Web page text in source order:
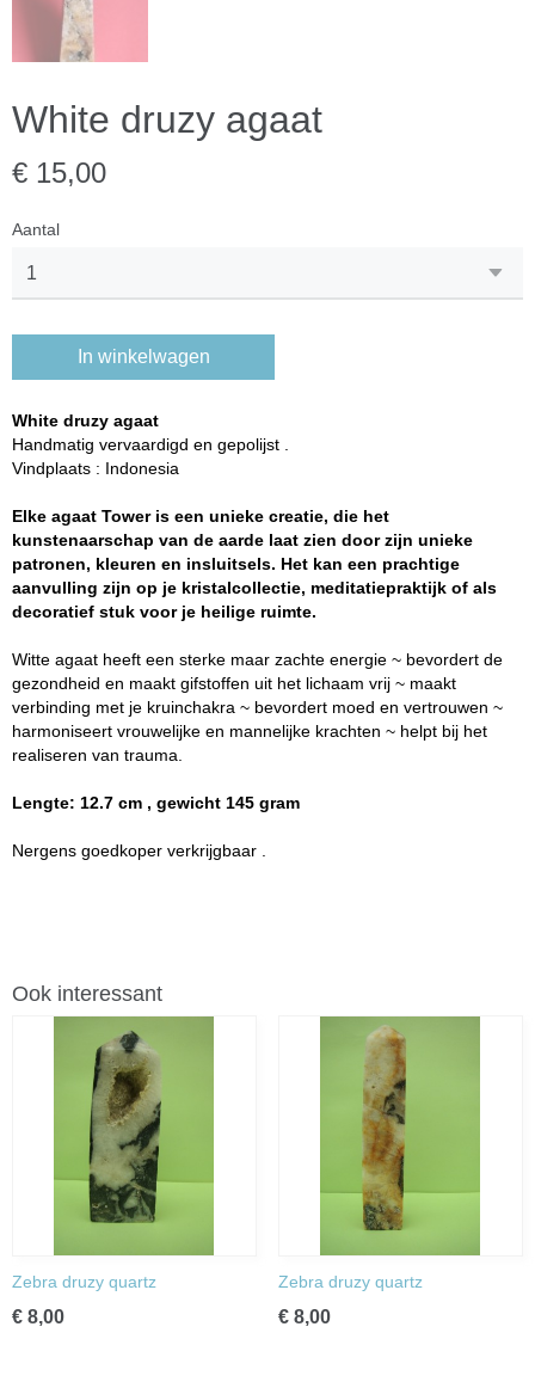
White druzy agaat
€ 15,00
Aantal
In winkelwagen
White druzy agaat
Handmatig vervaardigd en gepolijst .
Vindplaats : Indonesia
Elke agaat Tower is een unieke creatie, die het
kunstenaarschap van de aarde laat zien door zijn unieke
patronen, kleuren en insluitsels. Het kan een prachtige
aanvulling zijn op je kristalcollectie, meditatiepraktijk of als
decoratief stuk voor je heilige ruimte.
Witte agaat heeft een sterke maar zachte energie ~ bevordert de
gezondheid en maakt gifstoffen uit het lichaam vrij ~ maakt
verbinding met je kruinchakra ~ bevordert moed en vertrouwen ~
harmoniseert vrouwelijke en mannelijke krachten ~ helpt bij het
realiseren van trauma.
Lengte: 12.7 cm , gewicht 145 gram
Nergens goedkoper verkrijgbaar .
Ook interessant
Zebra druzy quartz
€ 8,00
Zebra druzy quartz
€ 8,00